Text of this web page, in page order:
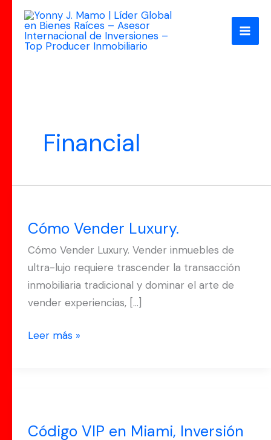
contenido
Financial
Cómo Vender Luxury.
Cómo Vender Luxury. Vender inmuebles de
ultra-lujo requiere trascender la transacción
inmobiliaria tradicional y dominar el arte de
vender experiencias, […]
Luxury.
Leer más »
Código VIP en Miami, Inversión
en